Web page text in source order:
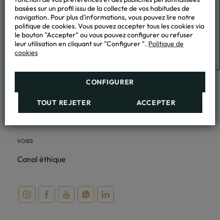
basées sur un profil issu de la collecte de vos habitudes de
navigation. Pour plus d'informations, vous pouvez lire notre
politique de cookies. Vous pouvez accepter tous les cookies via
le bouton "Accepter" ou vous pouvez configurer ou refuser
leur utilisation en cliquant sur "Configurer ". Politique de
cookies
CONFIGURER
TOUT REJETER ACCEPTER
Members Only
JURIDIQUES
Protection des données
Politique de cookies
Assurance annulation
Avis Juridique
Règlement Intérieur
VOIES
Canal éthique